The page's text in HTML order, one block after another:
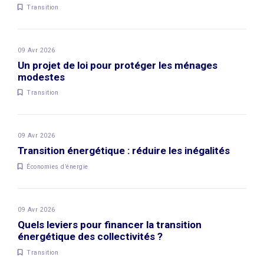
Transition
09 Avr 2026
Un projet de loi pour protéger les ménages
modestes
Transition
09 Avr 2026
Transition énergétique : réduire les inégalités
Économies d’énergie
09 Avr 2026
Quels leviers pour financer la transition
énergétique des collectivités ?
Transition